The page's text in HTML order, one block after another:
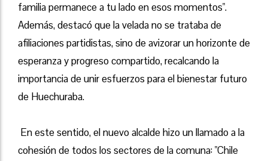
familia permanece a tu lado en esos momentos".
Además, destacó que la velada no se trataba de
afiliaciones partidistas, sino de avizorar un horizonte de
esperanza y progreso compartido, recalcando la
importancia de unir esfuerzos para el bienestar futuro
de Huechuraba.
En este sentido, el nuevo alcalde hizo un llamado a la
cohesión de todos los sectores de la comuna: "Chile